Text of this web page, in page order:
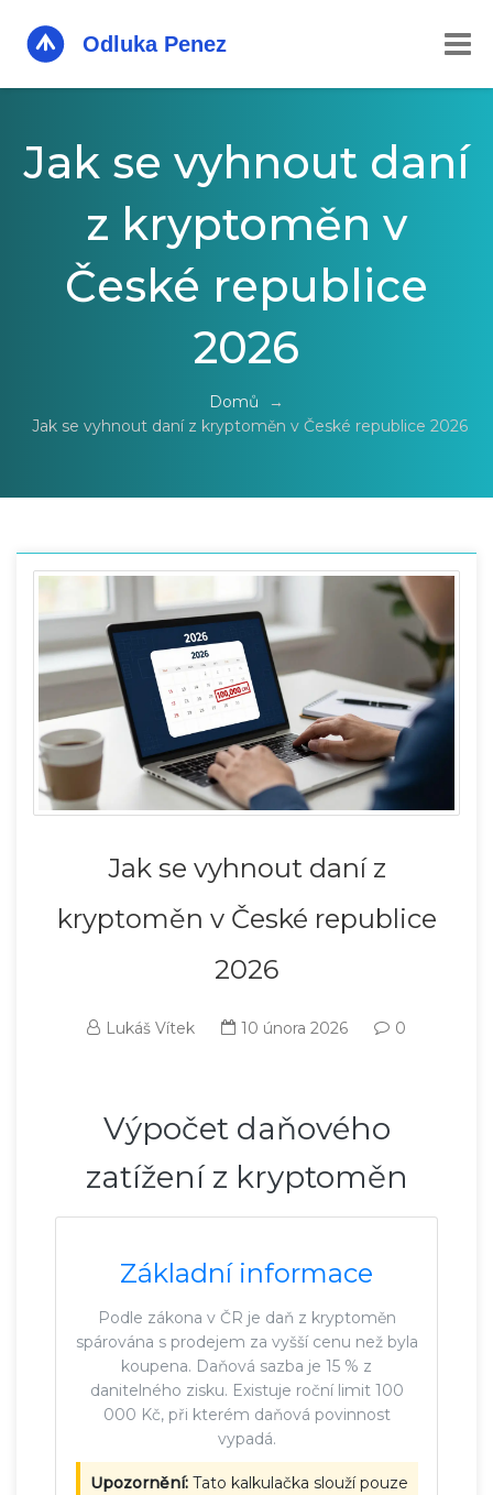
Jak se vyhnout daní
z kryptoměn v
České republice
2026
Domů
→
Jak se vyhnout daní z kryptoměn v České republice 2026
Jak se vyhnout daní z
kryptoměn v České republice
2026
Lukáš Vítek 10 února 2026 0
Výpočet daňového
zatížení z kryptoměn
Základní informace
Podle zákona v ČR je daň z kryptoměn
spárována s prodejem za vyšší cenu než byla
koupena. Daňová sazba je 15 % z
danitelného zisku. Existuje roční limit 100
000 Kč, při kterém daňová povinnost
vypadá.
Upozornění:Tato kalkulačka slouží pouze